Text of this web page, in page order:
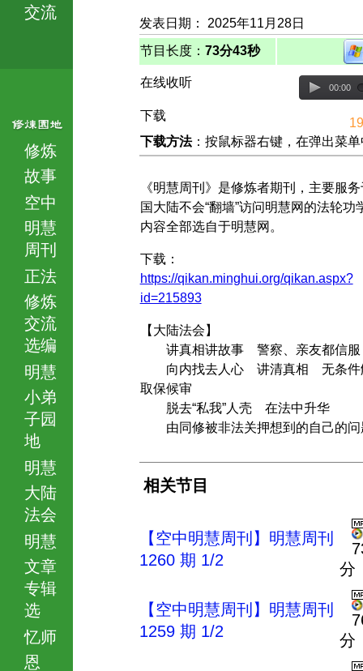
交流
修炼
故事
空中
明慧
周刊
正法
修炼
交流
选编
明慧
小弟
子园
地
明慧
大陆
法会
明慧
文章
专辑
选
忆师
恩
发表日期： 2025年11月28日
节目长度： 73分43秒
在线收听 00:00
下载
下载方法：按鼠标器右键，在弹出菜
《明慧周刊》是修炼者期刊，主要服
国大陆不会“翻墙”访问明慧网的法轮功
内容全部选自于明慧网。
下载：
https://qikan.minghui.org/qikan.aspx?
id=215893
【大陆法会】
讲真相讲故事 警察、亲友都信服
向内找去人心 讲清真相 无条件
取保候审
脱去“私我”人壳 在法中升华
由同修被非法关押想到的自己的问
相关节目
【空中明慧周刊】明慧周刊
1260 期 1/2
分
【空中明慧周刊】明慧周刊
1259 期 1/2
分